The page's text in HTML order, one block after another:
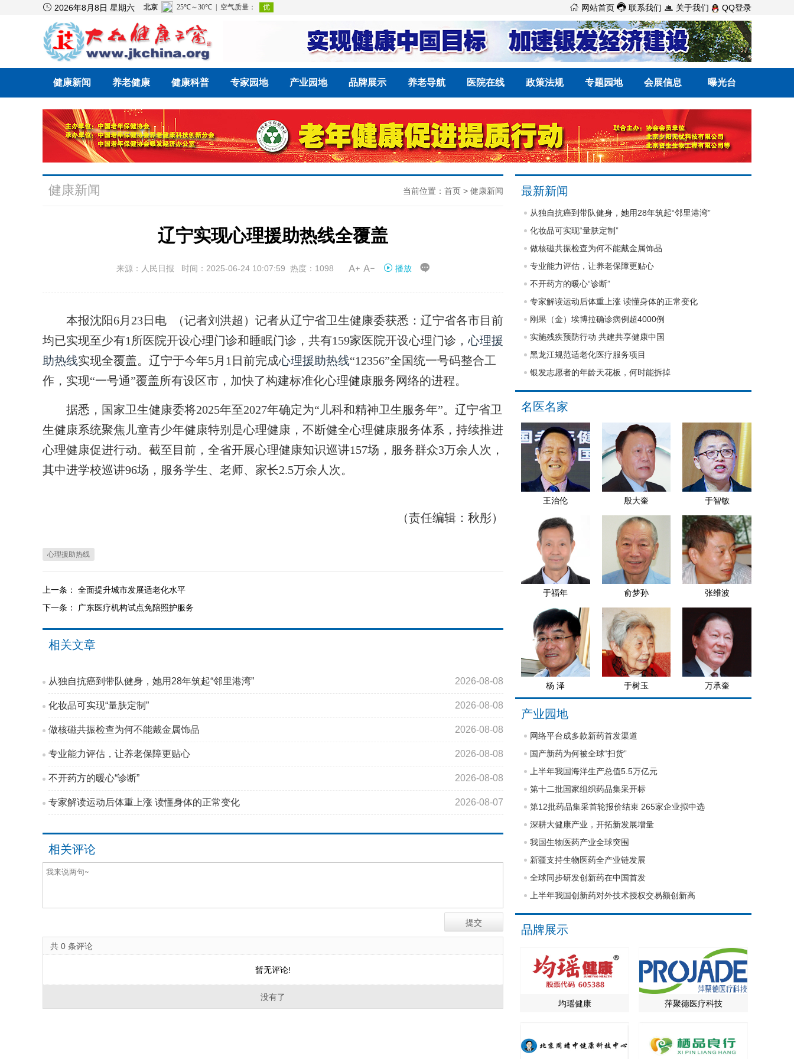
 2026年8月8日 星期六  网站首页  联系我们  关于我们 QQ登录
健康新闻 养老健康 健康科普 专家园地 产业园地 品牌展示 养老导航 医院在线 政策法规 专题园地 会展信息 曝光台
健康新闻 当前位置： 首页 > 健康新闻
辽宁实现心理援助热线全覆盖
来源：人民日报 时间：2025-06-24 10:07:59 热度：1098  播放 
本报沈阳6月23日电 （记者刘洪超）记者从辽宁省卫生健康委获悉：辽宁省各市目前
均已实现至少有1所医院开设心理门诊和睡眠门诊，共有159家医院开设心理门诊，心理援
助热线实现全覆盖。辽宁于今年5月1日前完成心理援助热线“12356”全国统一号码整合工
作，实现“一号通”覆盖所有设区市，加快了构建标准化心理健康服务网络的进程。
据悉，国家卫生健康委将2025年至2027年确定为“儿科和精神卫生服务年”。辽宁省卫
生健康系统聚焦儿童青少年健康特别是心理健康，不断健全心理健康服务体系，持续推进
心理健康促进行动。截至目前，全省开展心理健康知识巡讲157场，服务群众3万余人次，
其中进学校巡讲96场，服务学生、老师、家长2.5万余人次。
（责任编辑：秋彤）
心理援助热线
上一条： 全面提升城市发展适老化水平
下一条：
广东医疗机构试点免陪照护服务
相关文章
从独自抗癌到带队健身，她用28年筑起“邻里港湾” 2026-08-08
化妆品可实现“量肤定制” 2026-08-08
做核磁共振检查为何不能戴金属饰品 2026-08-08
专业能力评估，让养老保障更贴心 2026-08-08
不开药方的暖心“诊断” 2026-08-08
专家解读运动后体重上涨 读懂身体的正常变化 2026-08-07
相关评论
共 0 条评论
暂无评论!
没有了
最新新闻
从独自抗癌到带队健身，她用28年筑起“邻里港湾”
化妆品可实现“量肤定制”
做核磁共振检查为何不能戴金属饰品
专业能力评估，让养老保障更贴心
不开药方的暖心“诊断”
专家解读运动后体重上涨 读懂身体的正常变化
刚果（金）埃博拉确诊病例超4000例
实施残疾预防行动 共建共享健康中国
黑龙江规范适老化医疗服务项目
银发志愿者的年龄天花板，何时能拆掉
名医名家
王治伦 殷大奎 于智敏
于福年 俞梦孙 张维波
杨 泽 于树玉 万承奎
产业园地
网络平台成多款新药首发渠道
国产新药为何被全球“扫货”
上半年我国海洋生产总值5.5万亿元
第十二批国家组织药品集采开标
第12批药品集采首轮报价结束 265家企业拟中选
深耕大健康产业，开拓新发展增量
我国生物医药产业全球突围
新疆支持生物医药全产业链发展
全球同步研发创新药在中国首发
上半年我国创新药对外技术授权交易额创新高
品牌展示
均瑶健康 萍聚德医疗科技